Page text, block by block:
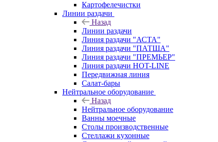
Картофелечистки
Линии раздачи
Назад
Линии раздачи
Линия раздачи "АСТА"
Линия раздачи "ПАТША"
Линия раздачи "ПРЕМЬЕР"
Линия раздачи HOT-LINE
Передвижная линия
Салат-бары
Нейтральное оборудование
Назад
Нейтральное оборудование
Ванны моечные
Столы производственные
Стеллажи кухонные